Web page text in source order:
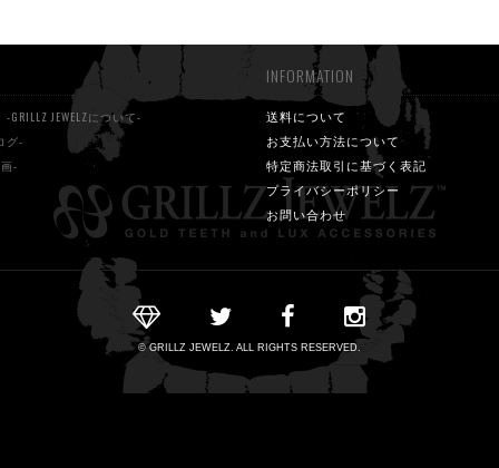
-GRILLZ JEWELZについて-
グ-
-
INFORMATION
送料について
お支払い方法について
特定商法取引に基づく表記
プライバシーポリシー
お問い合わせ
© GRILLZ JEWELZ. ALL RIGHTS RESERVED.